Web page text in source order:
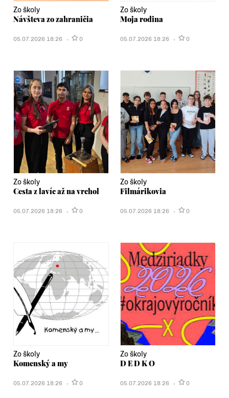
Zo školy
Návšteva zo zahraničia
05.07.2026 18:26 0
Zo školy
Moja rodina
05.07.2026 18:26 0
Zo školy
Cesta z lavíc až na vrchol
05.07.2026 18:26 0
Zo školy
Filmárikovia
05.07.2026 18:26 0
Zo školy
Komenský a my
05.07.2026 18:26 0
Zo školy
D E D K O
05.07.2026 18:26 0